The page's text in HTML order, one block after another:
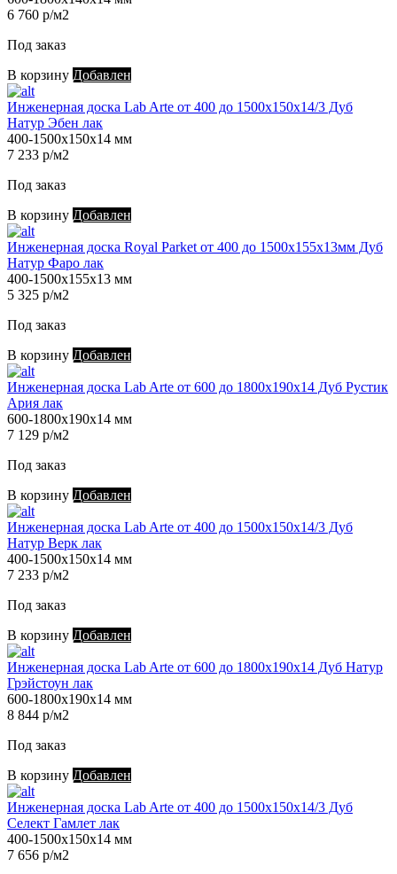
6 760 р/м2
Под заказ
В корзину Добавлен
Инженерная доска Lab Arte от 400 до 1500х150х14/3 Дуб
Натур Эбен лак
400-1500х150х14 мм
7 233 р/м2
Под заказ
В корзину Добавлен
Инженерная доска Royal Parket от 400 до 1500х155х13мм Дуб
Натур Фаро лак
400-1500х155х13 мм
5 325 р/м2
Под заказ
В корзину Добавлен
Инженерная доска Lab Arte от 600 до 1800х190х14 Дуб Рустик
Ария лак
600-1800х190х14 мм
7 129 р/м2
Под заказ
В корзину Добавлен
Инженерная доска Lab Arte от 400 до 1500х150х14/3 Дуб
Натур Верк лак
400-1500х150х14 мм
7 233 р/м2
Под заказ
В корзину Добавлен
Инженерная доска Lab Arte от 600 до 1800х190х14 Дуб Натур
Грэйстоун лак
600-1800х190х14 мм
8 844 р/м2
Под заказ
В корзину Добавлен
Инженерная доска Lab Arte от 400 до 1500х150х14/3 Дуб
Селект Гамлет лак
400-1500х150х14 мм
7 656 р/м2